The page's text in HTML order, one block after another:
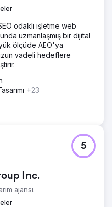
odaklı işletme web
uzmanlaşmış bir dijital
ölçüde AEO'ya
vadeli hedeflere
+23
Inc.
ajansı.
5